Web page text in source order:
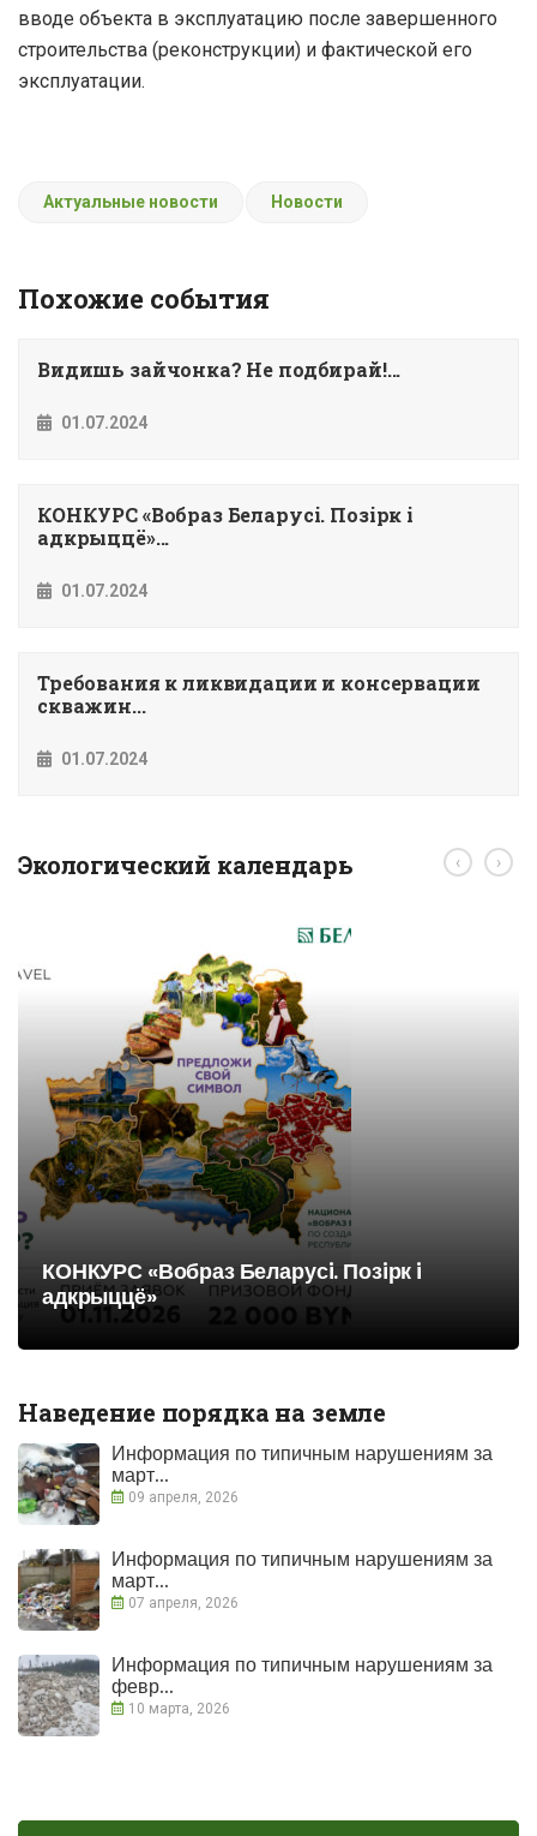
вводе объекта в эксплуатацию после завершенного
строительства (реконструкции) и фактической его
эксплуатации.
Актуальные новости Новости
Похожие события
Видишь зайчонка? Не подбирай!...
01.07.2024
КОНКУРС «Вобраз Беларусi. Позiрк i
адкрыццё»...
01.07.2024
Требования к ликвидации и консервации
скважин...
01.07.2024
Экологический календарь
КОНКУРС «Вобраз Беларусi. Позiрк i
адкрыццё»
‹ ›
Наведение порядка на земле
Информация по типичным нарушениям за
март...
09 апреля, 2026
Информация по типичным нарушениям за
март...
07 апреля, 2026
Информация по типичным нарушениям за
февр...
10 марта, 2026